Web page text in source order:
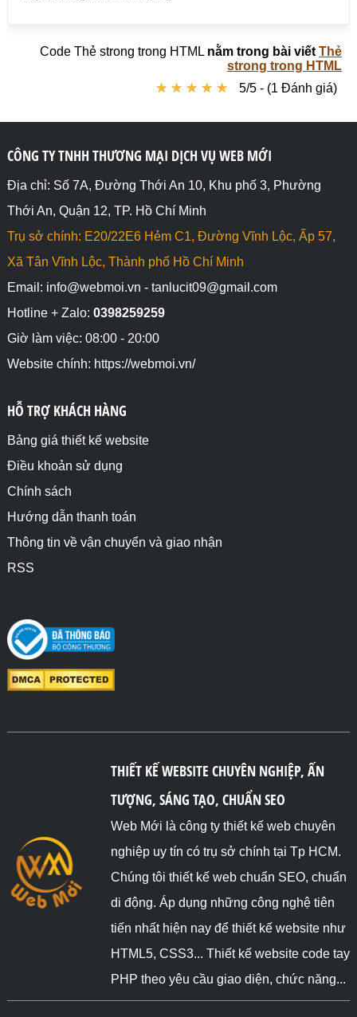
Code Thẻ strong trong HTML nằm trong bài viết Thẻ
strong trong HTML
★ ★ ★ ★ ★
★ ★ ★ ★ ★ 5/5 - (1 Đánh giá)
CÔNG TY TNHH THƯƠNG MẠI DỊCH VỤ WEB MỚI
Địa chỉ: Số 7A, Đường Thới An 10, Khu phố 3, Phường
Thới An, Quận 12, TP. Hồ Chí Minh
Trụ sở chính: E20/22E6 Hẻm C1, Đường Vĩnh Lộc, Ấp 57,
Xã Tân Vĩnh Lộc, Thành phố Hồ Chí Minh
Email: info@webmoi.vn - tanlucit09@gmail.com
Hotline + Zalo: 0398259259
Giờ làm việc: 08:00 - 20:00
Website chính: https://webmoi.vn/
HỖ TRỢ KHÁCH HÀNG
Bảng giá thiết kế website
Điều khoản sử dụng
Chính sách
Hướng dẫn thanh toán
Thông tin về vận chuyển và giao nhận
RSS
THIẾT KẾ WEBSITE CHUYÊN NGHIỆP, ẤN
TƯỢNG, SÁNG TẠO, CHUẨN SEO
Web Mới là công ty thiết kế web chuyên
nghiệp uy tín có trụ sở chính tại Tp HCM.
Chúng tôi thiết kế web chuẩn SEO, chuẩn
di động. Áp dụng những công nghệ tiên
tiến nhất hiện nay để thiết kế website như
HTML5, CSS3... Thiết kế website code tay
PHP theo yêu cầu giao diện, chức năng...